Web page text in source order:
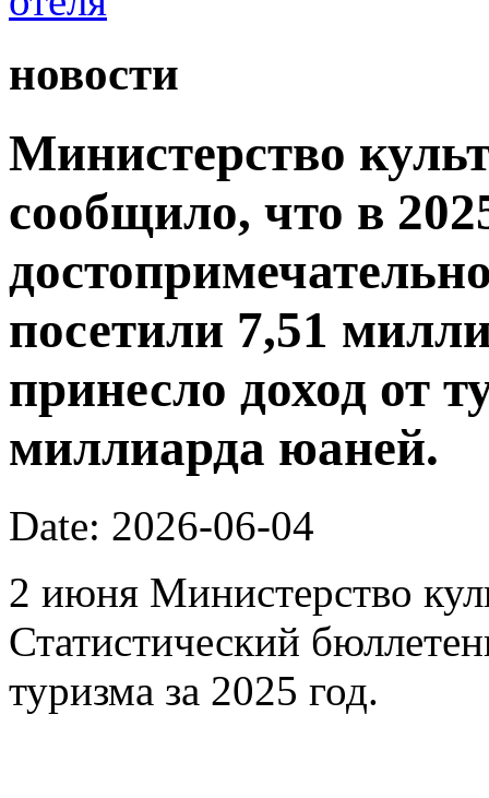
новости
Министерство
сообщило, что в
посетили 7,51
принесло доход от
миллиарда юаней.
Date: 2026-06-04
2 июня Министерство
Статистический
туризма за 2025 год.